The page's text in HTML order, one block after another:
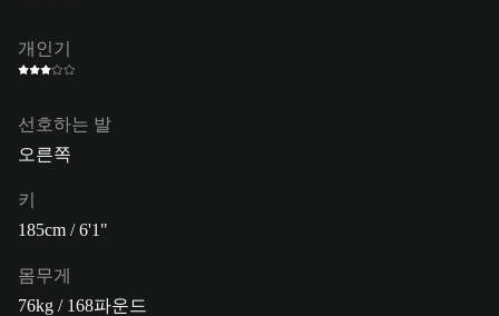
개인기
선호하는 발
오른쪽
키
185cm / 6'1"
몸무게
76kg / 168파운드